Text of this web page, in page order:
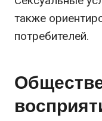
также
потребителей.